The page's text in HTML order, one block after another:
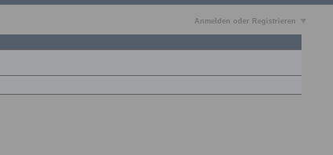
Anmelden oder Registrieren